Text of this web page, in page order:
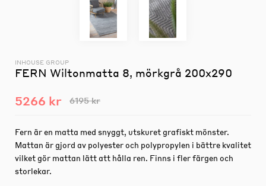
INHOUSE GROUP
FERN Wiltonmatta 8, mörkgrå 200x290
5266 kr 6195 kr
Fern är en matta med snyggt, utskuret grafiskt mönster.
Mattan är gjord av polyester och polypropylen i bättre kvalitet
vilket gör mattan lätt att hålla ren. Finns i fler färgen och
storlekar.